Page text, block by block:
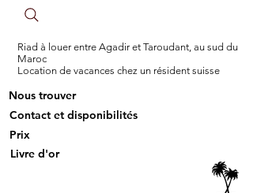
Riad à louer entre Agadir et Taroudant, au sud du
Maroc
Location de vacances chez un résident suisse
Nous trouver
Contact et disponibilités
Prix
Livre d'or